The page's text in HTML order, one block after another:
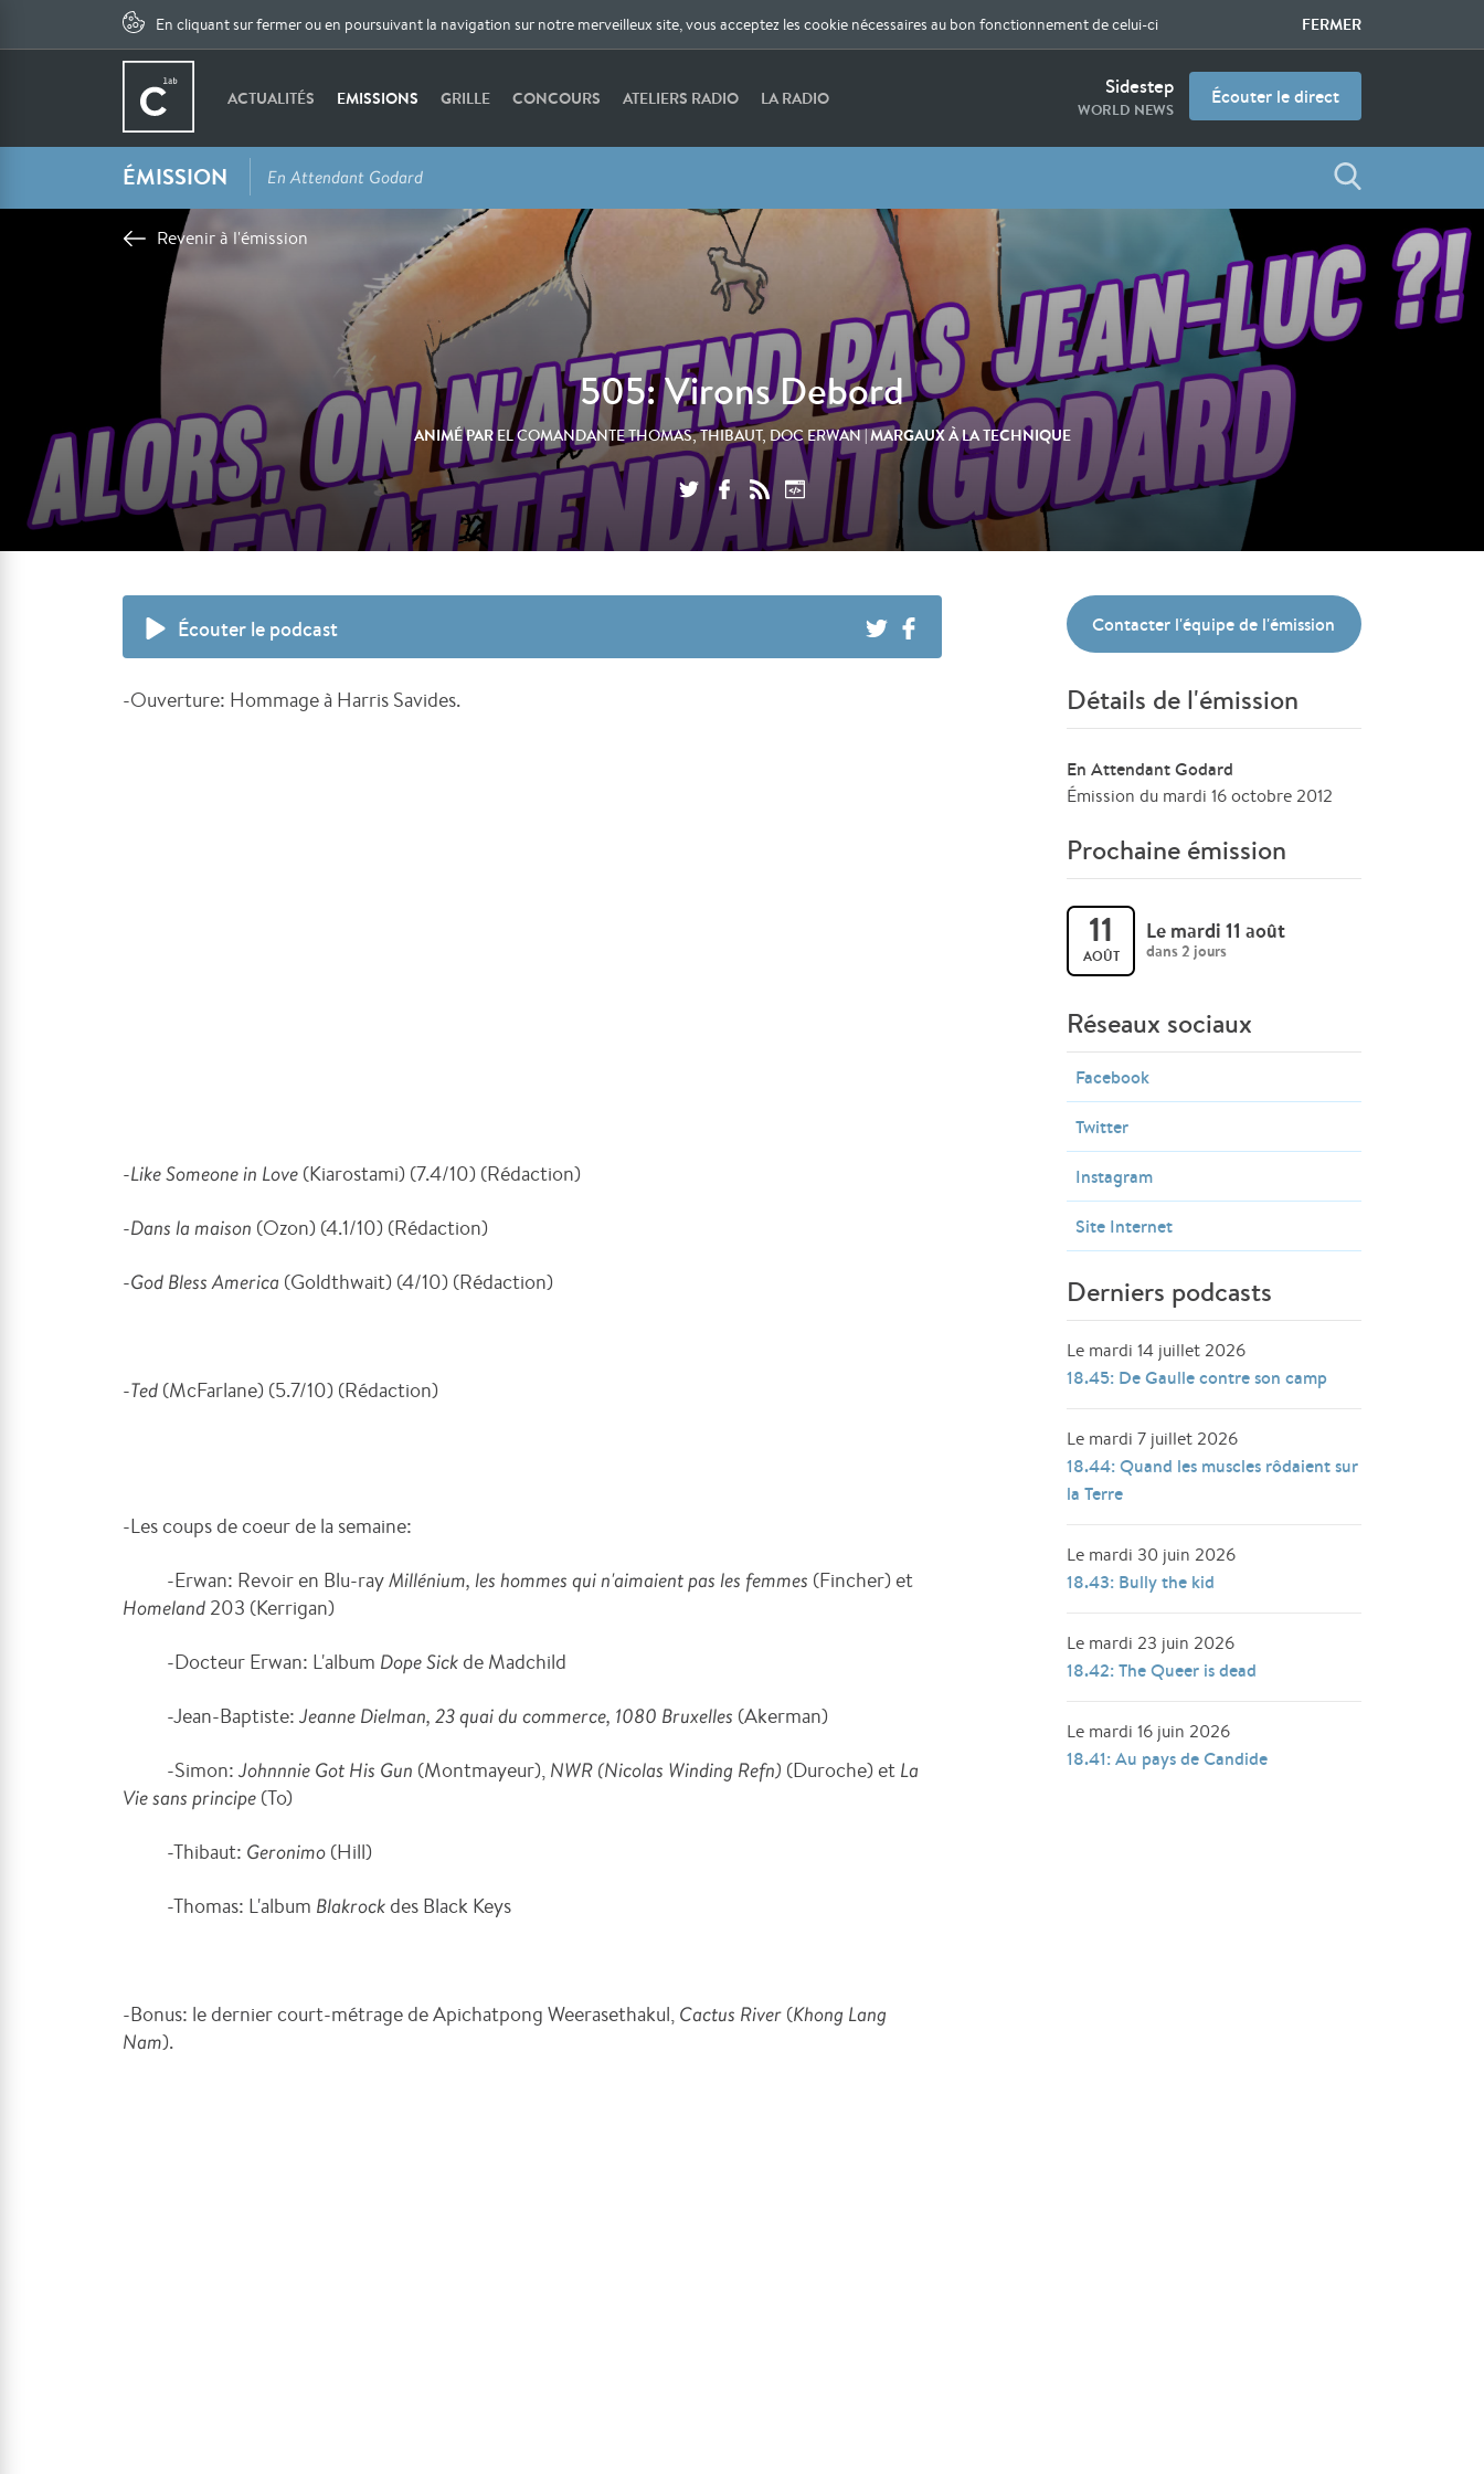
En cliquant sur fermer ou en poursuivant la navigation sur notre merveilleux site, vous acceptez les cookie nécessaires au bon fonctionnement de celui-ci FERMER
ACTUALITÉS EMISSIONS GRILLE CONCOURS ATELIERS RADIO LA RADIO Sidestep
WORLD NEWS
Écouter le direct
ÉMISSION En Attendant Godard
Revenir à l'émission
505: Virons Debord
ANIMÉ PAREL COMANDANTE THOMAS, THIBAUT, DOC ERWAN| MARGAUX À LA TECHNIQUE
Écouter le podcast
-Ouverture: Hommage à Harris Savides.
-Like Someone in Love (Kiarostami) (7.4/10) (Rédaction)
-Dans la maison (Ozon) (4.1/10) (Rédaction)
-God Bless America (Goldthwait) (4/10) (Rédaction)
-Ted (McFarlane) (5.7/10) (Rédaction)
-Les coups de coeur de la semaine:
-Erwan: Revoir en Blu-rayMillénium, les hommes qui n'aimaient pas les femmes (Fincher) et
Homeland 203 (Kerrigan)
-Docteur Erwan: L'album Dope Sick de Madchild
-Jean-Baptiste:Jeanne Dielman, 23 quai du commerce, 1080 Bruxelles (Akerman)
-Simon:Johnnnie Got His Gun (Montmayeur), NWR (Nicolas Winding Refn) (Duroche) et La
Vie sans principe (To)
-Thibaut: Geronimo (Hill)
-Thomas: L'album Blakrock des Black Keys
-Bonus: le dernier court-métrage de Apichatpong Weerasethakul, Cactus River (Khong Lang
Nam).
Contacter l'équipe de l'émission
Détails de l'émission
En Attendant Godard
Émission du mardi 16 octobre 2012
Prochaine émission
11
AOÛT
Le mardi 11 août
dans 2 jours
Réseaux sociaux
Facebook
Twitter
Instagram
Site Internet
Derniers podcasts
Le mardi 14 juillet 2026
18.45: De Gaulle contre son camp
Le mardi 7 juillet 2026
18.44: Quand les muscles rôdaient sur
la Terre
Le mardi 30 juin 2026
18.43: Bully the kid
Le mardi 23 juin 2026
18.42: The Queer is dead
Le mardi 16 juin 2026
18.41: Au pays de Candide